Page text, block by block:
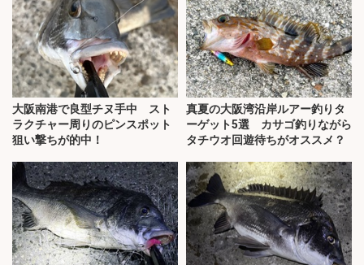
大阪南港で良型チヌ手中 スト
ラクチャー周りのピンスポット
狙い撃ちが的中！
真夏の大阪湾沿岸ルアー釣りタ
ーゲット5選 カサゴ釣りながら
タチウオ回遊待ちがオススメ？